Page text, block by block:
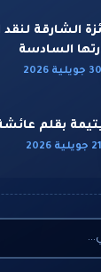
الشارقة
السادسة
بقلم عائشة عزوار